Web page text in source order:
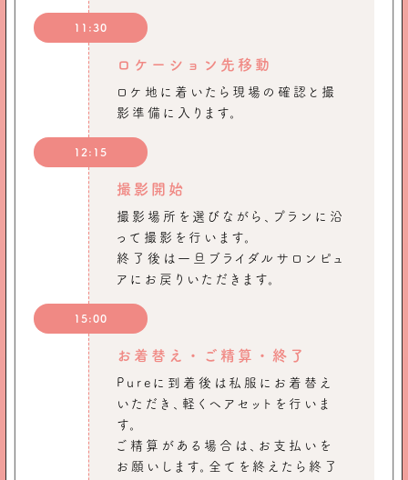
11:30
ロケーション先移動
ロケ地に着いたら現場の確認と撮
影準備に入ります。
12:15
撮影開始
撮影場所を選びながら、プランに沿
って撮影を行います。
終了後は一旦ブライダルサロンピュ
アにお戻りいただきます。
15:00
お着替え・ご精算・終了
Pureに到着後は私服にお着替え
いただき、軽くヘアセットを行いま
す。
ご精算がある場合は、お支払いを
お願いします。全てを終えたら終了